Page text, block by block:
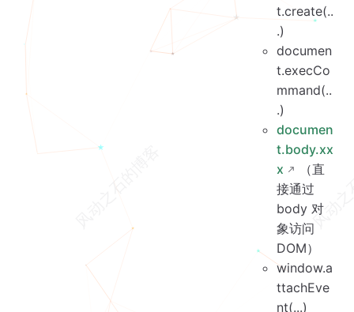
t.create(..
.)
documen
t.execCo
mmand(..
.)
documen
t.body.xx
x
（直
接通过
body 对
象访问
DOM）
window.a
ttachEve
nt(...)